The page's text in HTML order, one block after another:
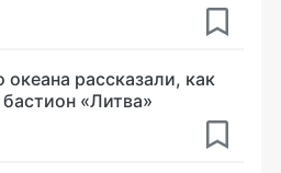
рассказали, как
«Литва»